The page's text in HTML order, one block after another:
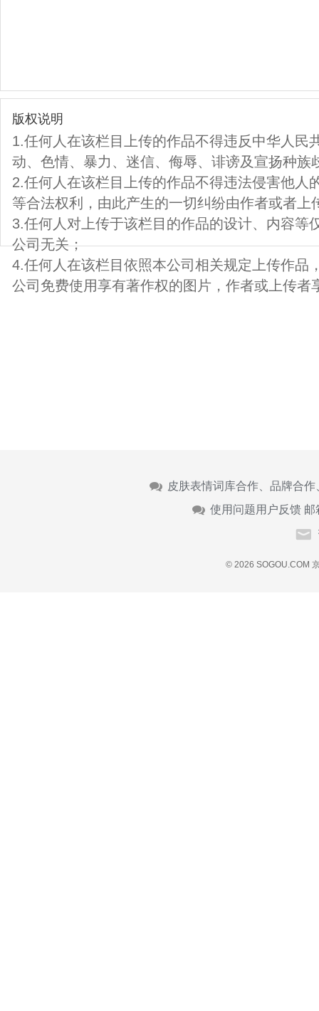
版权说明
1.任何人在该栏目上传的作品不得违反中华人民
动、色情、暴力、迷信、侮辱、诽谤及宣扬种族
2.任何人在该栏目上传的作品不得违法侵害他人
等合法权利，由此产生的一切纠纷由作者或者上
3.任何人对上传于该栏目的作品的设计、内容等
公司无关；
4.任何人在该栏目依照本公司相关规定上传作品
公司免费使用享有著作权的图片，作者或上传者
皮肤表情词库合作、品牌合
使用问题用户反馈 邮
© 2026 SOGOU.COM